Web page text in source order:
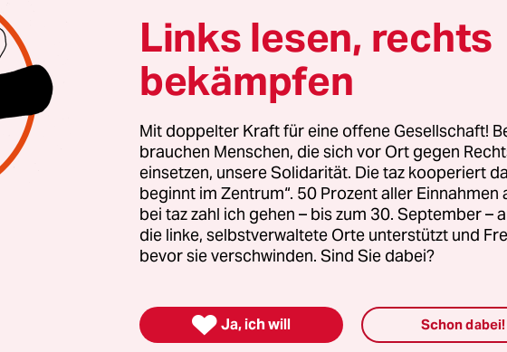
Gefängnis. Das Strafmaß soll am 4. Mai verkündet werden.
sieben Männern und fünf Frauen hatte zwei Tage beraten.
Jacquelyn Kasulis sagte, die Stimmen der Opfer seien
Jetzt widerfahre ihnen endlich Gerechtigkeit. Kellys
Cannick zeigte sich enttäuscht.
Links lesen, rechts
bekämpfen
Mit doppelter Kraft für eine offene Gesellschaft!
brauchen Menschen, die sich vor Ort gegen
einsetzen, unsere Solidarität. Die taz kooperiert
beginnt im Zentrum“. 50 Prozent aller Einnahmen
bei taz zahl ich gehen – bis zum 30. September –
die linke, selbstverwaltete Orte unterstützt und
bevor sie verschwinden. Sind Sie dabei?
 Ja, ich will Schon dabei!